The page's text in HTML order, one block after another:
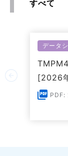
すべて
データ
[2026
PDF: